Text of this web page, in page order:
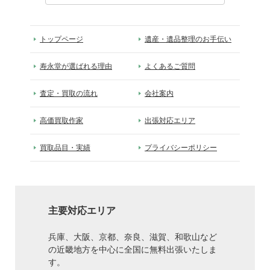
トップページ 遺産・遺品整理のお手伝い
寿永堂が選ばれる理由 よくあるご質問
査定・買取の流れ 会社案内
高価買取作家 出張対応エリア
買取品目・実績 プライバシーポリシー
主要対応エリア
兵庫、大阪、京都、奈良、滋賀、和歌山など
の近畿地方を中心に全国に無料出張いたしま
す。